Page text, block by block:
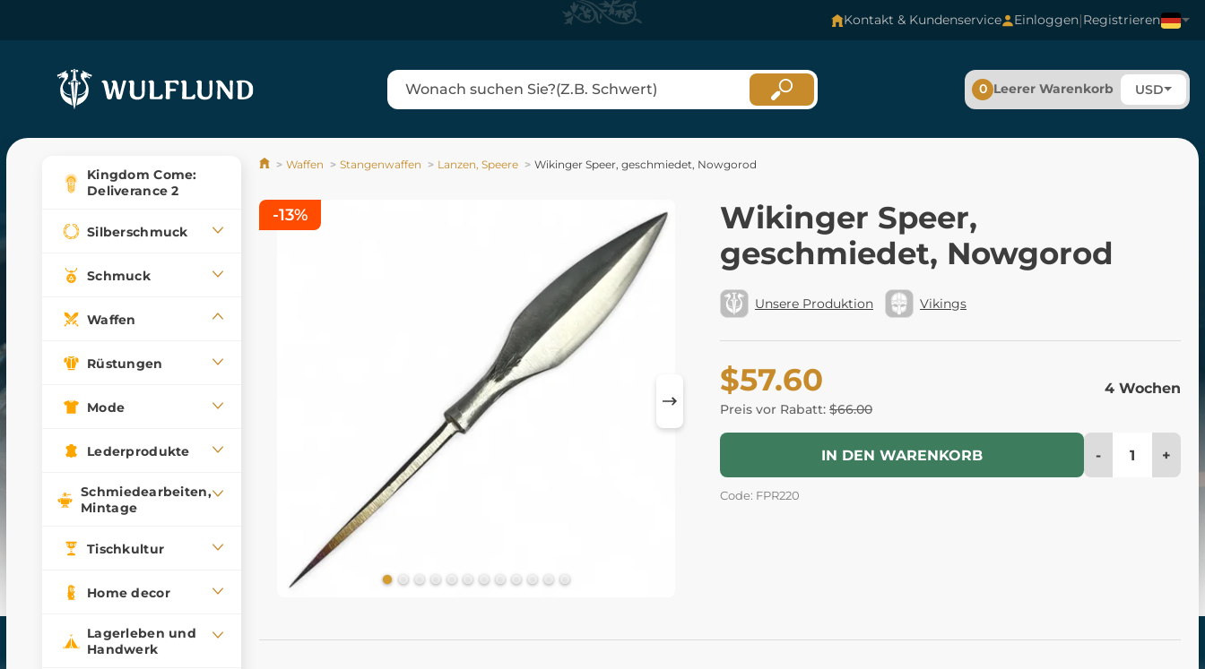
Kontakt & Kundenservice Einloggen|Registrieren
0 Leerer Warenkorb USD
Kingdom Come:
Deliverance 2
Silberschmuck
Schmuck
Waffen
Rüstungen
Mode
Lederprodukte
Schmiedearbeiten,
Mintage
Tischkultur
Home decor
Lagerleben und
Handwerk
Waffen Stangenwaffen Lanzen, Speere Wikinger Speer, geschmiedet, Nowgorod
Wikinger Speer,
geschmiedet, Nowgorod
Unsere Produktion Vikings
$57.60
Preis vor Rabatt: $66.00
4 Wochen
IN DEN WARENKORB - +
Code: FPR220
-13%